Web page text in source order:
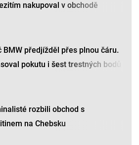
nakupoval v obchodě
BMW předjížděl přes plnou čáru.
pokutu i šest trestných bodů
rozbili obchod s
na Chebsku